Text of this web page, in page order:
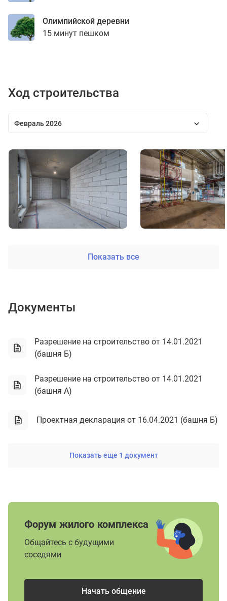
Олимпийской деревни
15 минут пешком
Ход строительства
Февраль 2026
Показать все
Документы
Разрешение на строительство от 14.01.2021
(башня Б)
Разрешение на строительство от 14.01.2021
(башня А)
Проектная декларация от 16.04.2021 (башня Б)
Показать еще 1 документ
Форум жилого комплекса
Общайтесь с будущими
соседями
Начать общение